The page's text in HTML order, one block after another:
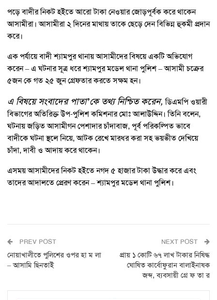
পড়ে বাদীর নিকট হইতে আরো টাকা নেওয়ার জোড়পূর্বক করে থাকেন
আসামীরা। আসামীরা ২ দিনের মাথায় তাকে ছেড়ে দেন বিভিন্ন হুকমী প্রদান
করে।
এক পর্যায়ে বাদী শ্যামপুর থানায় আসামীদের বিষয়ে একটি অভিযোগ
করেন – এ ঘটনার সূত্র ধরে শ্যামপুর মডেল থানা পুলিশ – আসামী চক্রের
৫জন কে গত ২৫ জুন গ্রেফতার করতে সক্ষম হন।
এ বিষয়ে সংবাদের পাতা’কে তথ্য নিশ্চিত করেন, ডিএমপি ওয়ারী
বিভাগের অতিরিক্ত উপ-পুলিশ কমিশনার মোঃ আলাউদ্দিন। তিনি বলেন,
ঘটনায় জড়িত আসামীগন পেশাদার চাঁদাবাজ, পূর্ব পরিকল্পিত ভাবে
বাদীকে ঘটনা স্থলে নিয়ে, আটক রেখে মারধর করা সহ ভয়ভীত দেখিয়ে
চাঁদা, দাবী ও আদায় করে থাকেন।
এসময় আসামীদের নিকট হইতে নগদ ৫ হাজার টাকা উদ্ধার করে এবং
তাদের আদালতে প্রেরণ করেন – শ্যামপুর মডেল থানা পুলিশ।
PREV POST
নোয়াখালীতে পুলিশের ওপর হা ম লা
– আসামি ছিনতাই
NEXT POST
প্রায় ১ কোটি ৬৭ লাখ টাকার নিষিদ্ধ
ঘোষিত কার্বোফুরান বালাইনাষক
জব্দ, ব্যবসায়ী গ্রে ফ তা র